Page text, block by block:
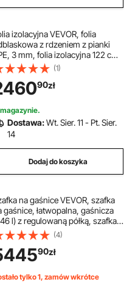
izolacyjna VEVOR, folia
z rdzeniem z pianki
3 mm, folia izolacyjna 122 cm
m, folia aluminiowa + folia
ochrona odbijająca
rolka izolacji termicznej,
garażowe, okna, dachy
(1)
90zł
Dostawa:Wt. Sier. 11 - Pt. Sier.
14
Dodaj do koszyka
na gaśnice VEVOR, szafka
gaśnice, łatwopalna, gaśnicza
l) z regulowaną półką, szafka
gaśnice wykonana ze stali
na zimno i
żółta szafka
na materiały
(4)
90zł
tylko 1, zamów wkrótce